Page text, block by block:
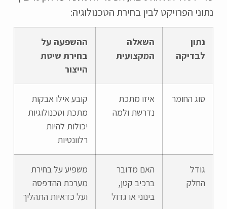
נתוני הפרויקט לבין בחירת הטכנולוגיה:
נתון
לבדיקה
השאלה
המקצועית
ההשפעה על
בחירת שיטת
הייצור
סוג החומר
איזו מתכת
נדרשת ולמה
קובע אילו אבקות
מתכת וטכנולוגיות
יכולות להיות
רלוונטיות
גודל
החלק
האם מדובר
ברכיב קטן,
בינוני או גדול
משפיע על בחירת
מערכת ההדפסה
ועל כדאיות התהליך